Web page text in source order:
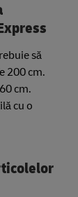
să
200 cm.
cm.
cu o